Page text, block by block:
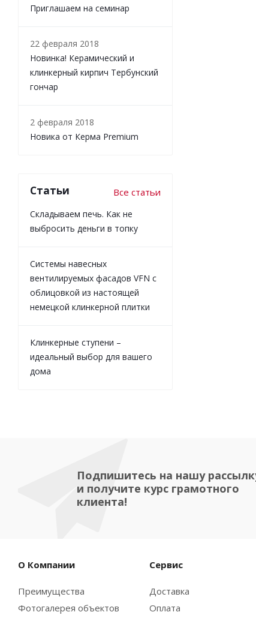
Приглашаем на семинар
22 февраля 2018
Новинка! Керамический и
клинкерный кирпич Тербунский
гончар
2 февраля 2018
Новика от Керма Premium
Статьи Все статьи
Складываем печь. Как не
выбросить деньги в топку
Системы навесных
вентилируемых фасадов VFN с
облицовкой из настоящей
немецкой клинкерной плитки
Клинкерные ступени –
идеальный выбор для вашего
дома
Подпишитесь на нашу
и получите курс грамотного
клиента!
О Компании
Преимущества
Фотогалерея объектов
Сервис
Доставка
Оплата